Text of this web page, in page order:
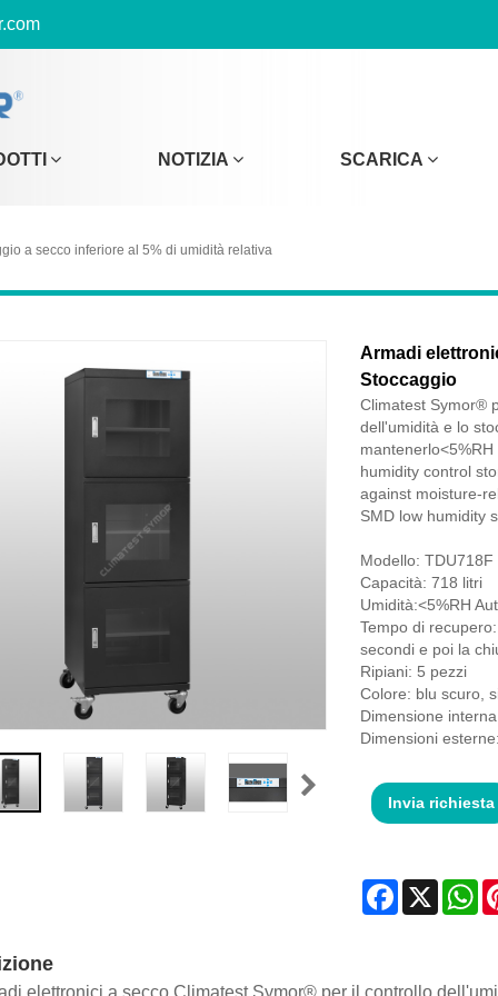
NOTIZIA SCARICA
a secco inferiore al 5% di umidità relativa
Armadi
Stoccaggio
Climatest Symor®
dell'umidità e lo
humidity control
against moisture-
SMD low humidity
Modello: TDU718F
Capacità: 718 litri
Umidità:<5%RH
Tempo di
secondi e poi la
Ripiani: 5 pezzi
Colore: blu scuro,
Dimensione
Dimensioni
Invia richiesta
Facebook
X
elettronici a secco Climatest Symor® per il controllo